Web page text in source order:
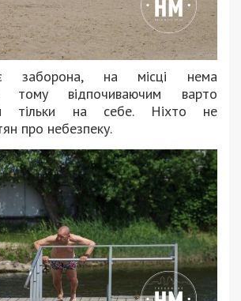
заборона, на місці нема
тому відпочиваючим варто
тільки на себе. Ніхто не
про небезпеку.